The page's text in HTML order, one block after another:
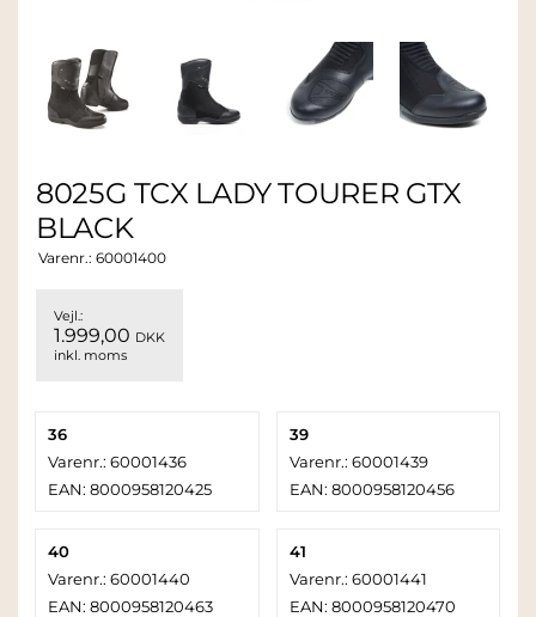
8025G TCX LADY TOURER GTX
BLACK
Varenr.: 60001400
Vejl.:
1.999,00 DKK
inkl. moms
36
Varenr.: 60001436
EAN: 8000958120425
39
Varenr.: 60001439
EAN: 8000958120456
40
Varenr.: 60001440
EAN: 8000958120463
41
Varenr.: 60001441
EAN: 8000958120470